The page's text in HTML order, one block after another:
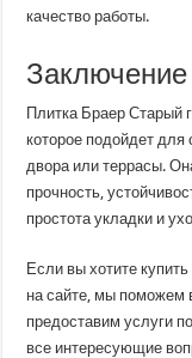
качество работы.
Заключение
Плитка Браер Старый
которое подойдет для
двора или террасы.
прочность,
простота укладки и
Если вы хотите
на сайте, мы поможем
предоставим услуги
все интересующие